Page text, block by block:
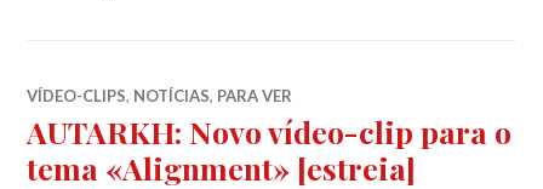
VÍDEO-CLIPS, NOTÍCIAS, PARA VER
AUTARKH: Novo vídeo-clip para o
tema «Alignment» [estreia]